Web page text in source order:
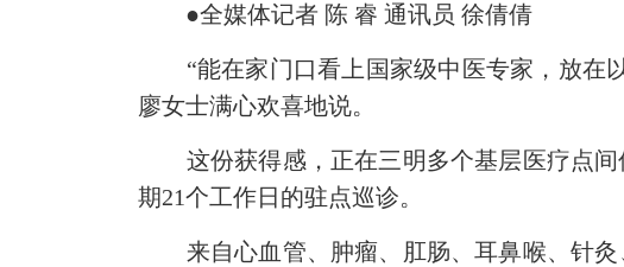
●全媒体记者 陈 睿 通讯员 徐倩倩
“能在家门口看上国家级中医专家，放在以
廖女士满心欢喜地说。
这份获得感，正在三明多个基层医疗点间
期21个工作日的驻点巡诊。
来自心血管、肿瘤、肛肠、耳鼻喉、针灸